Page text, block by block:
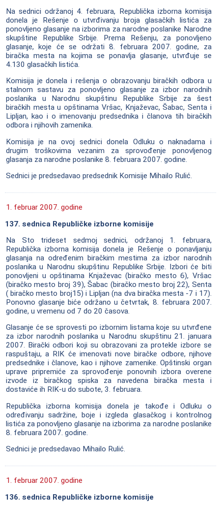
Na sednici održanoj 4. februara, Republička izborna komisija
donela je Rešenje o utvrđivanju broja glasačkih listića za
ponovljeno glasanje na izborima za narodne poslanike Narodne
skupštine Republike Srbije. Prema Rešenju, za ponovljeno
glasanje, koje će se održati 8. februara 2007. godine, za
biračka mesta na kojima se ponavlja glasanje, utvrđuje se
4.130 glasačkih listića.
Komisija je donela i rešenja o obrazovanju biračkih odbora u
stalnom sastavu za ponovljeno glasanje za izbor narodnih
poslanika u Narodnu skupštinu Republike Srbije za šest
biračkih mesta u opštinama Vršac, Knjaževac, Šabac, Senta i
Lipljan, kao i o imenovanju predsednika i članova tih biračkih
odbora i njihovih zamenika.
Komisija je na ovoj sednici donela Odluku o naknadama i
drugim troškovima vezanim za sprovođenje ponovljenog
glasanja za narodne poslanike 8. februara 2007. godine.
Sednici je predsedavao predsednik Komisije Mihailo Rulić.
1. februar 2007. godine
137. sednica Republičke izborne komisije
Na Sto trideset sedmoj sednici, održanoj 1. februara,
Republička izborna komisija donela je Rešenje o ponavljanju
glasanja na određenim biračkim mestima za izbor narodnih
poslanika u Narodnu skupštinu Republike Srbije. Izbori će biti
ponovljeni u opštinama Knjaževac (biračko mesto 6), Vršac
(biračko mesto broj 39), Šabac (biračko mesto broj 22), Senta
( biračko mesto broj15) i Lipljan (na dva biračka mesta -7 i 17).
Ponovno glasanje biće održano u četvrtak, 8. februara 2007.
godine, u vremenu od 7 do 20 časova.
Glasanje će se sprovesti po izbornim listama koje su utvrđene
za izbor narodnih poslanika u Narodnu skupštinu 21. januara
2007. Birački odbori koji su obrazovani za protekle izbore se
raspuštaju, a RIK će imenovati nove biračke odbore, njihove
predsednike i članove, kao i njihove zamenike. Opštinski organ
uprave pripremiće za sprovođenje ponovnih izbora overene
izvode iz biračkog spiska za navedena biračka mesta i
dostaviće ih RIK-u do subote, 3. februara.
Republička izborna komisija donela je takođe i Odluku o
određivanju sadržine, boje i izgleda glasačkog i kontrolnog
listića za ponovljeno glasanje na izborima za narodne poslanike
8. februara 2007. godine.
Sednici je predsedavao Mihailo Rulić.
1. februar 2007. godine
136. sednica Republičke izborne komisije